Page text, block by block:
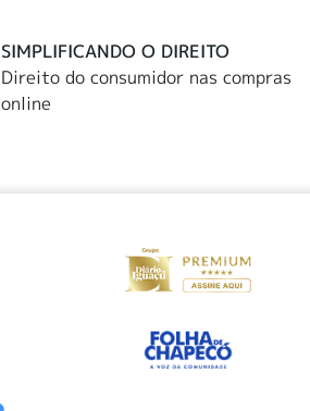
SIMPLIFICANDO O DIREITO
Direito do consumidor nas compras
online